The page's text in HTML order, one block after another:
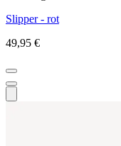
Slipper - rot
49,95 €